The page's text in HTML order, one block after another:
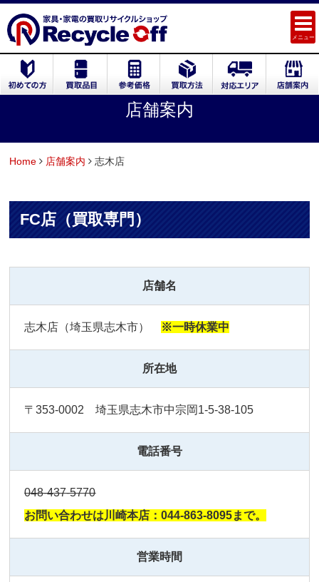
メニュー
店舗案内
Home 店舗案内 志⽊店
FC店（買取専門）
店舗名
志⽊店（埼⽟県志⽊市） ※一時休業中
所在地
〒353-0002 埼⽟県志⽊市中宗岡1-5-38-105
電話番号
048-437-5770
お問い合わせは川崎本店：044-863-8095まで。
営業時間